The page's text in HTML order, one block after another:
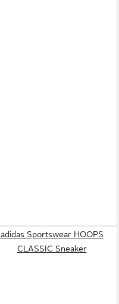
adidas Sportswear HOOPS
CLASSIC Sneaker